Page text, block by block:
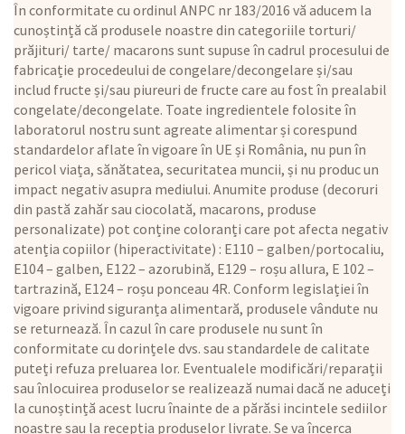
În conformitate cu ordinul ANPC nr 183/2016 vă aducem la
cunoștință că produsele noastre din categoriile torturi/
prăjituri/ tarte/ macarons sunt supuse în cadrul procesului de
fabricație procedeului de congelare/decongelare și/sau
includ fructe și/sau piureuri de fructe care au fost în prealabil
congelate/decongelate. Toate ingredientele folosite în
laboratorul nostru sunt agreate alimentar și corespund
standardelor aflate în vigoare în UE și România, nu pun în
pericol viața, sănătatea, securitatea muncii, și nu produc un
impact negativ asupra mediului. Anumite produse (decoruri
din pastă zahăr sau ciocolată, macarons, produse
personalizate) pot conține coloranți care pot afecta negativ
atenția copiilor (hiperactivitate) : E110 – galben/portocaliu,
E104 – galben, E122 – azorubină, E129 – roșu allura, E 102 –
tartrazină, E124 – roșu ponceau 4R. Conform legislației în
vigoare privind siguranța alimentară, produsele vândute nu
se returnează. În cazul în care produsele nu sunt în
conformitate cu dorințele dvs. sau standardele de calitate
puteți refuza preluarea lor. Eventualele modificări/reparații
sau înlocuirea produselor se realizează numai dacă ne aduceți
la cunoștință acest lucru înainte de a părăsi incintele sediilor
noastre sau la recepția produselor livrate. Se va încerca